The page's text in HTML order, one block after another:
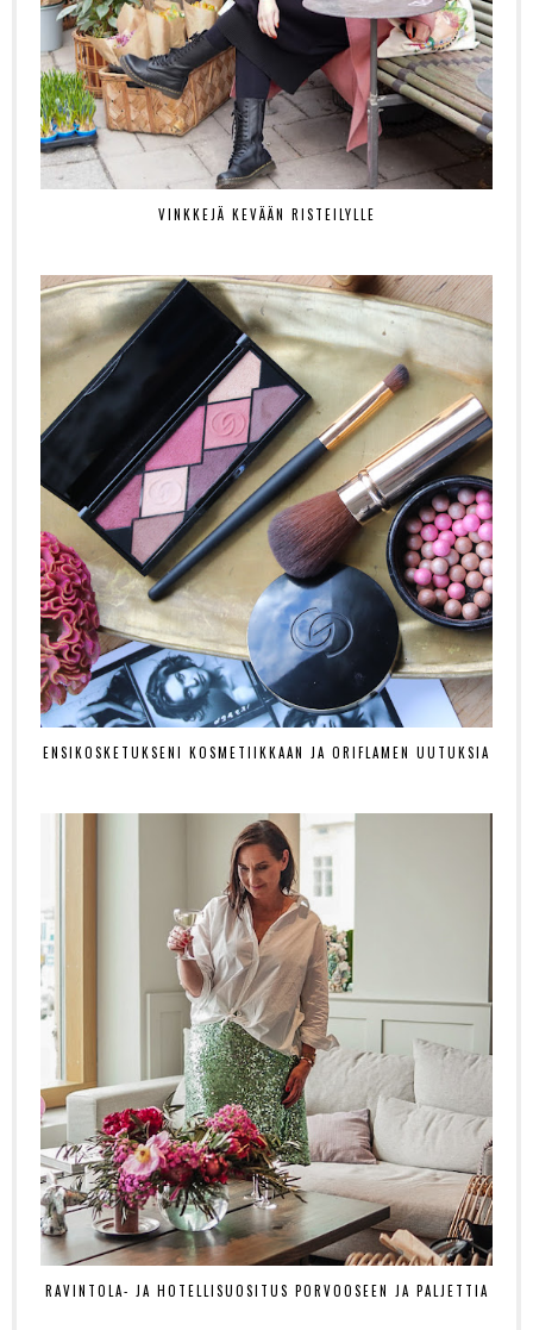
VINKKEJÄ KEVÄÄN RISTEILYLLE
ENSIKOSKETUKSENI KOSMETIIKKAAN JA ORIFLAMEN UUTUKSIA
RAVINTOLA- JA HOTELLISUOSITUS PORVOOSEEN JA PALJETTIA